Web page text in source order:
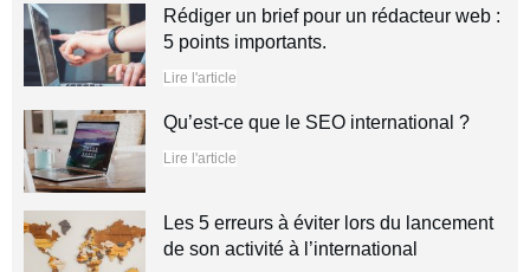
Rédiger un brief pour un rédacteur web :
5 points importants.
Lire l'article
Qu’est-ce que le SEO international ?
Lire l'article
Les 5 erreurs à éviter lors du lancement
de son activité à l’international